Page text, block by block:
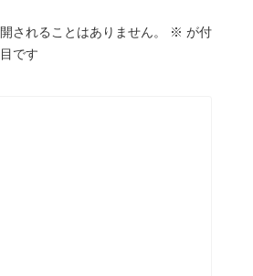
されることはありません。 ※ が付
です